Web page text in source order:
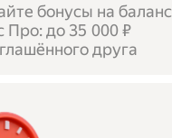
бонусы на баланс
Про: до 35 000 ₽
друга